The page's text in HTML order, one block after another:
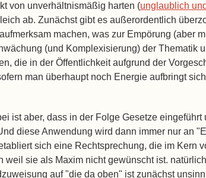
von unverhältnismäßig harten (unglaublich
ab. Zunächst gibt es außerordentlich
machen, was zur Empörung (aber
(und Komplexisierung) der Thematik
die in der Öffentlichkeit aufgrund der
man überhaupt noch Energie aufbringt
ist aber, dass in der Folge Gesetze eingeführt
diese Anwendung wird dann immer nur an
sich eine Rechtsprechung, die im Kern
weil sie als Maxim nicht gewünscht ist.
auf "die da oben" ist zunächst